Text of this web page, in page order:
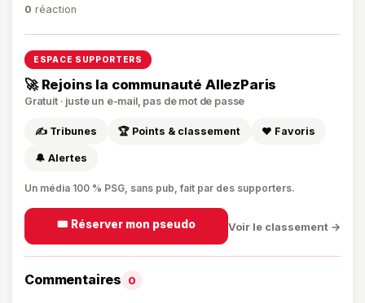
0 réaction
ESPACE SUPPORTERS
🚀 Rejoins la communauté AllezParis
Gratuit · juste un e-mail, pas de mot de passe
✍️ Tribunes 🏆 Points & classement ❤️ Favoris
🔔 Alertes
Un média 100 % PSG, sans pub, fait par des supporters.
🎟️ Réserver mon pseudo Voir le classement →
Commentaires 0